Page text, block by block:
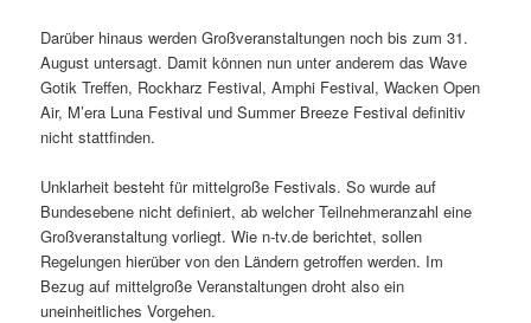
Darüber hinaus werden Großveranstaltungen noch bis zum 31.
August untersagt. Damit können nun unter anderem das Wave
Gotik Treffen, Rockharz Festival, Amphi Festival, Wacken Open
Air, M’era Luna Festival und Summer Breeze Festival definitiv
nicht stattfinden.
Unklarheit besteht für mittelgroße Festivals. So wurde auf
Bundesebene nicht definiert, ab welcher Teilnehmeranzahl eine
Großveranstaltung vorliegt. Wie n-tv.de berichtet, sollen
Regelungen hierüber von den Ländern getroffen werden. Im
Bezug auf mittelgroße Veranstaltungen droht also ein
uneinheitliches Vorgehen.